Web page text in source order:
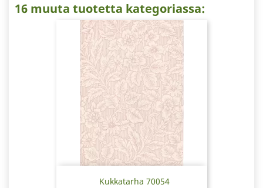
16 muuta tuotetta kategoriassa:
Kukkatarha 70054